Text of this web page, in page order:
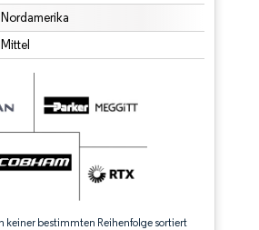
Nordamerika
Mittel
keiner bestimmten Reihenfolge sortiert
erfordert Namensnennung gemäß CC BY 4.0.
4.0.